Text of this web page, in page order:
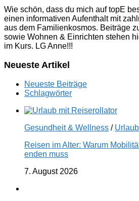
Wie schön, dass du mich auf topE
einen informativen Aufenthalt mit
aus dem Familienkosmos. Beiträge
sowie Wohnen & Einrichten stehen
im Kurs. LG Anne!!!
Neueste Artikel
Neueste Beiträge
Schlagwörter
Gesundheit & Wellness /
Reisen im Alter: Warum
enden muss
7. August 2026